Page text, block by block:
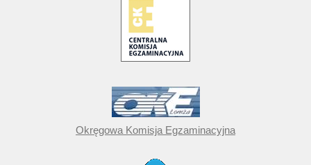
Okręgowa Komisja Egzaminacyjna